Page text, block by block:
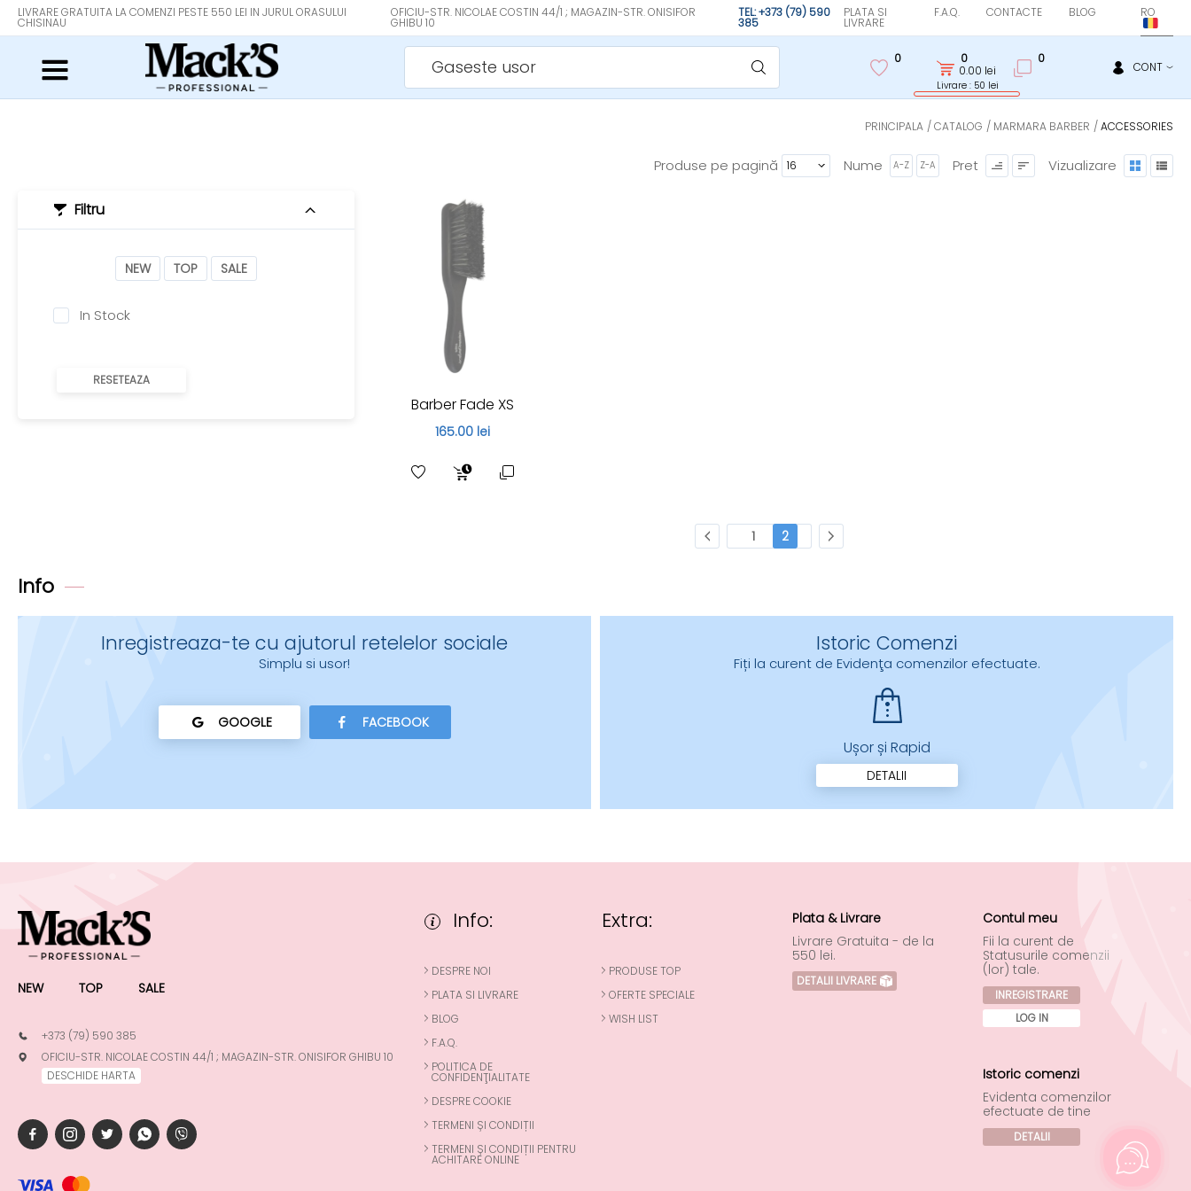
LIVRARE GRATUITA LA COMENZI PESTE 550 LEI IN JURUL ORASULUI
CHISINAU
OFICIU-STR. NICOLAE COSTIN 44/1 ; MAGAZIN-STR. ONISIFOR
GHIBU 10
TEL: +373 (79) 590
385
PLATA SI
LIVRARE
F.A.Q. CONTACTE BLOG RO
Gaseste usor 0
0
0.00 lei
Livrare : 50 lei
0
CONT
PRINCIPALA CATALOG MARMARA BARBER ACCESSORIES
Produse pe pagină Nume A-Z Z-A Pret Vizualizare
Filtru
NEW TOP SALE
In Stock
RESETEAZA
Barber Fade XS
165.00 lei
1 2
Info
Inregistreaza-te cu ajutorul retelelor sociale
Simplu si usor!
GOOGLE FACEBOOK
Istoric Comenzi
Fiți la curent de Evidenţa comenzilor efectuate.
Ușor și Rapid
DETALII
NEW TOP SALE
+373 (79) 590 385
OFICIU-STR. NICOLAE COSTIN 44/1 ; MAGAZIN-STR. ONISIFOR GHIBU 10
DESCHIDE HARTA
Info:
DESPRE NOI
PLATA SI LIVRARE
BLOG
F.A.Q.
POLITICA DE
CONFIDENŢIALITATE
DESPRE COOKIE
TERMENI ȘI CONDIȚII
TERMENI ȘI CONDIȚII PENTRU
ACHITARE ONLINE
Extra:
PRODUSE TOP
OFERTE SPECIALE
WISH LIST
Plata & Livrare
Livrare Gratuita - de la
550 lei.
DETALII LIVRARE
Contul meu
Fii la curent de
Statusurile comenzii
(lor) tale.
INREGISTRARE
LOG IN
Istoric comenzi
Evidenta comenzilor
efectuate de tine
DETALII